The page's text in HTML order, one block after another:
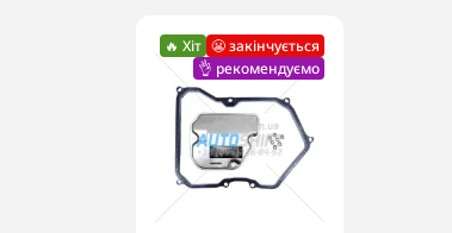
🔥 Хіт 😬 закінчується
👌 рекомендуємо